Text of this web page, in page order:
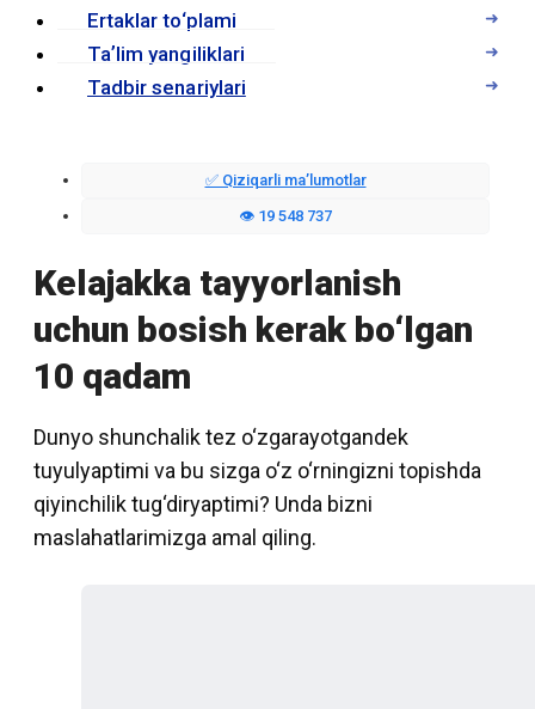
Ertaklar to‘plami
Taʼlim yangiliklari
Tadbir senariylari
✅ Qiziqarli maʼlumotlar
👁️ 19 548 737
Kelajakka tayyorlanish
uchun bosish kerak bo‘lgan
10 qadam
Dunyo shunchalik tez o‘zgarayotgandek
tuyulyaptimi va bu sizga o‘z o‘rningizni topishda
qiyinchilik tug‘diryaptimi? Unda bizni
maslahatlarimizga amal qiling.